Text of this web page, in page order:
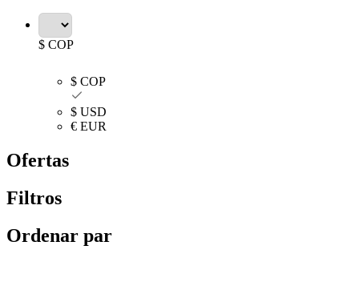
$ COP
$ COP
$ USD
€ EUR
Ofertas
Filtros
Ordenar par